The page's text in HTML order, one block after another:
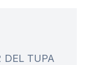
DEL TUPA